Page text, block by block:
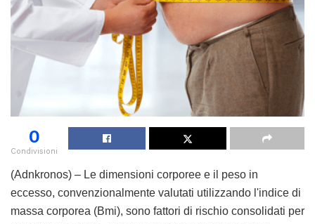
0
Condivisioni
(Adnkronos) – Le dimensioni corporee e il peso in
eccesso, convenzionalmente valutati utilizzando l'indice di
massa corporea (Bmi), sono fattori di rischio consolidati per